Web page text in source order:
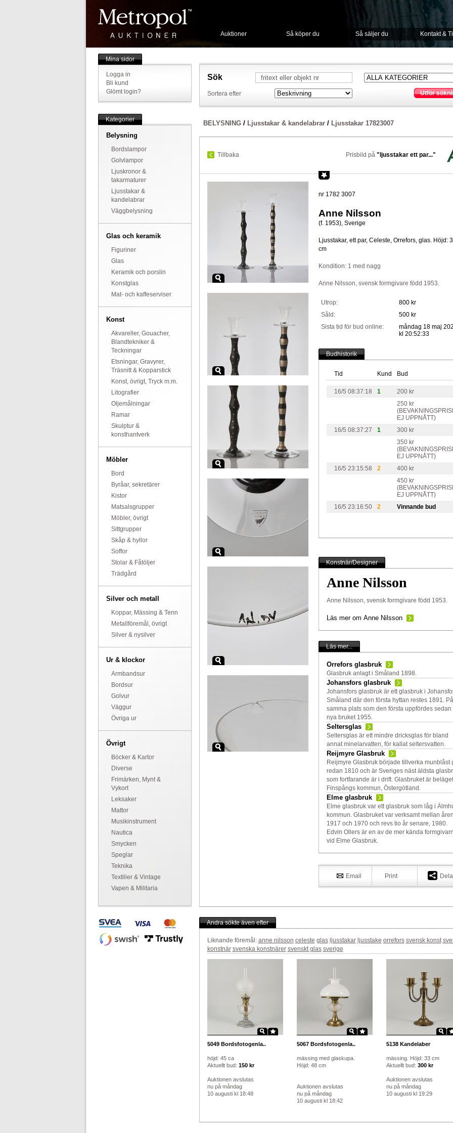
Auktioner Så köper du Så säljer du Kontakt &
Mina sidor
Logga in
Bli kund
Glömt login?
Kategorier
Belysning
Bordslampor
Golvlampor
Ljuskronor &
takarmaturer
Ljusstakar &
kandelabrar
Väggbelysning
Glas och keramik
Figuriner
Glas
Keramik och porslin
Konstglas
Mat- och kaffeserviser
Konst
Akvareller, Gouacher,
Blandtekniker &
Teckningar
Etsningar, Gravyrer,
Träsnitt & Kopparstick
Konst, övrigt, Tryck m.m.
Litografier
Oljemålningar
Ramar
Skulptur &
konsthantverk
Möbler
Bord
Byråar, sekretärer
Kistor
Matsalsgrupper
Möbler, övrigt
Sittgrupper
Skåp & hyllor
Soffor
Stolar & Fåtöljer
Trädgård
Silver och metall
Koppar, Mässing & Tenn
Metallföremål, övrigt
Silver & nysilver
Ur & klockor
Armbandsur
Bordsur
Golvur
Väggur
Övriga ur
Övrigt
Böcker & Kartor
Diverse
Frimärken, Mynt &
Vykort
Leksaker
Mattor
Musikinstrument
Nautica
Smycken
Speglar
Teknika
Textilier & Vintage
Vapen & Militaria
Sök
Sortera efter Utför
BELYSNING/ Ljusstakar & kandelabrar/ Ljusstakar 17823007
Tillbaka Prisbild på "ljusstakar ett par..."
nr 1782 3007
Anne Nilsson
(f. 1953), Sverige
Ljusstakar, ett par, Celeste, Orrefors, glas. Höjd:
cm
Kondition: 1 med nagg
Anne Nilsson, svensk formgivare född 1953.
Utrop:
800 kr
Såld:
500 kr
Sista tid för bud online:
måndag 18 maj
kl 20:52:33
Budhistorik
Tid Kund Bud
16/5 08:37:18 1
200 kr
250 kr
EJ UPPNÅTT)
16/5 08:37:27
1
300 kr
350 kr
EJ UPPNÅTT)
16/5 23:15:58
2
400 kr
450 kr
EJ UPPNÅTT)
16/5 23:16:50
2 Vinnande bud
Konstnär/Designer
Anne Nilsson
Anne Nilsson, svensk formgivare född 1953.
Läs mer om Anne Nilsson
Läs mer...
Orrefors glasbruk
Glasbruk anlagt i Småland 1898.
Johansfors glasbruk
Johansfors glasbruk är ett glasbruk i
Småland där den första hyttan restes 1891. På
samma plats som den första uppfördes sedan
nya bruket 1955.
Seltersglas
Seltersglas är ett mindre dricksglas för bland
annat minelarvatten, för kallat seltersvatten.
Reijmyre Glasbruk
Reijmyre Glasbruk började tillverka munblåst
redan 1810 och är Sveriges näst äldsta
som fortfarande är i drift. Glasbruket är
Finspångs kommun, Östergötland.
Elme glasbruk
Elme glasbruk var ett glasbruk som låg i
kommun. Glasbruket var verksamt mellan
1917 och 1970 och revs tio år senare, 1980.
Edvin Ollers är en av de mer kända
vid Elme Glasbruk.
Email Print Dela
Andra sökte även efter
Liknande föremål: anne nilsson celeste glas ljusstakar ljusstake orrefors svensk konst
konstnär svenska konstnärer svenskt glas sverige
5049Bordsfotogenla..
höjd: 45 ca
Aktuellt bud: 150 kr
Auktionen avslutas
nu på måndag
10 augusti kl 18:48
5067Bordsfotogenla..
mässing med glaskupa.
Höjd: 48 cm
Auktionen avslutas
nu på måndag
10 augusti kl 18:42
5138Kandelaber
mässing. Höjd: 33 cm
Aktuellt bud: 300 kr
Auktionen avslutas
nu på måndag
10 augusti kl 19:29